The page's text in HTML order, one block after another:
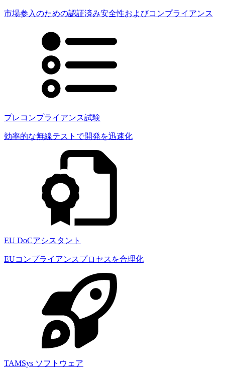
市場参入のための認証済み安全性およびコンプライアンス
プレコンプライアンス試験
効率的な無線テストで開発を迅速化
EU DoCアシスタント
EUコンプライアンスプロセスを合理化
TAMSys ソフトウェア